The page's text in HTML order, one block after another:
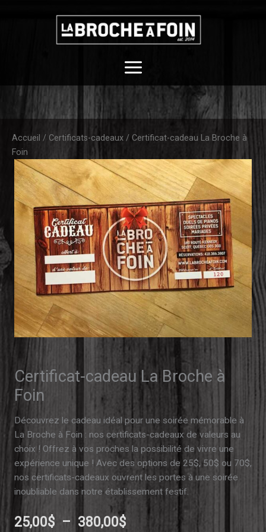
Accueil / Certificats-cadeaux / Certificat-cadeau La Broche à
Foin
Certificat-cadeau La Broche à
Foin
Découvrez le cadeau idéal pour une soirée mémorable à
La Broche à Foin : nos certificats-cadeaux de valeurs au
choix ! Offrez à vos proches la possibilité de vivre une
expérience unique ! Avec des options de 25$, 50$ ou 70$,
nos certificats-cadeaux ouvrent les portes à une soirée
inoubliable dans notre établissement festif.
25,00$ – 380,00$Plage